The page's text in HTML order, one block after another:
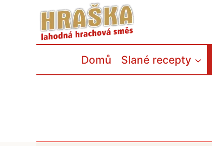
Domů Slané recepty